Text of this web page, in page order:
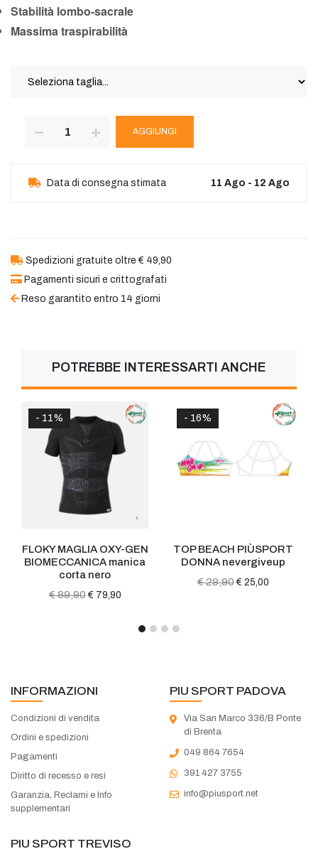
Stabilità lombo-sacrale
Massima traspirabilità
AGGIUNGI
Data di consegna stimata 11 Ago - 12 Ago
Spedizioni gratuite oltre € 49,90
Pagamenti sicuri e crittografati
Reso garantito entro 14 giorni
POTREBBE INTERESSARTI ANCHE
- 11%
FLOKY MAGLIA OXY-GEN
BIOMECCANICA manica
corta nero
€ 89,90 € 79,90
- 16%
TOP BEACH PIÙSPORT
DONNA nevergiveup
€ 29,90 € 25,00
INFORMAZIONI
Condizioni di vendita
Ordini e spedizioni
Pagamenti
Diritto di recesso e resi
Garanzia, Reclami e Info
supplementari
PIU SPORT PADOVA
Via San Marco 336/B Ponte
di Brenta
049 864 7654
391 427 3755
info@piusport.net
PIU SPORT TREVISO